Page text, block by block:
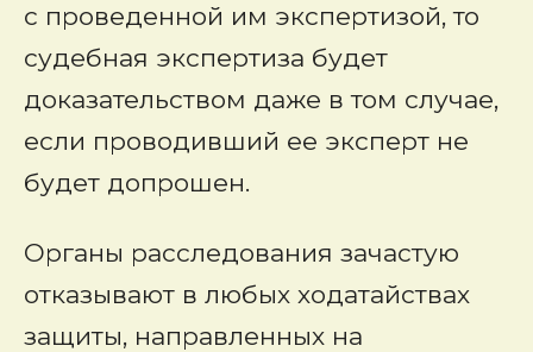
с проведенной им экспертизой, то
судебная экспертиза будет
доказательством даже в том случае,
если проводивший ее эксперт не
будет допрошен.
Органы расследования зачастую
отказывают в любых ходатайствах
защиты, направленных на